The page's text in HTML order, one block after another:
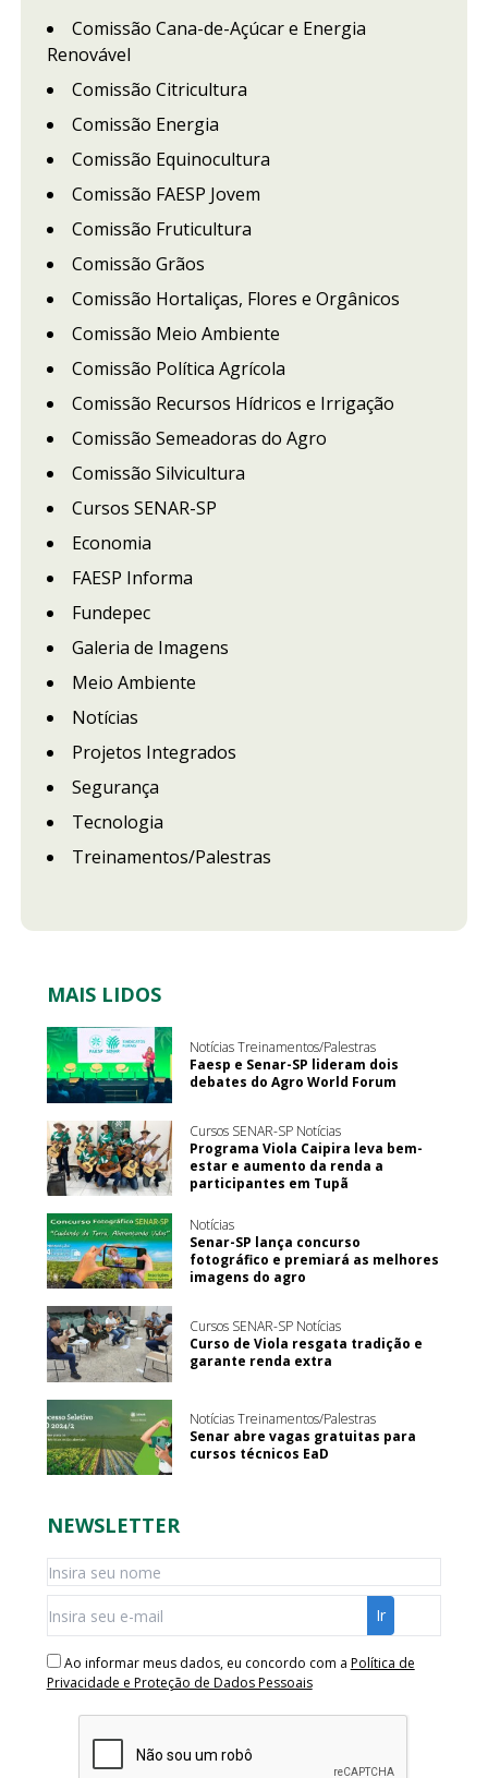
Comissão Cana-de-Açúcar e Energia
Renovável
Comissão Citricultura
Comissão Energia
Comissão Equinocultura
Comissão FAESP Jovem
Comissão Fruticultura
Comissão Grãos
Comissão Hortaliças, Flores e Orgânicos
Comissão Meio Ambiente
Comissão Política Agrícola
Comissão Recursos Hídricos e Irrigação
Comissão Semeadoras do Agro
Comissão Silvicultura
Cursos SENAR-SP
Economia
FAESP Informa
Fundepec
Galeria de Imagens
Meio Ambiente
Notícias
Projetos Integrados
Segurança
Tecnologia
Treinamentos/Palestras
MAIS LIDOS
Notícias Treinamentos/Palestras
Faesp e Senar-SP lideram dois
debates do Agro World Forum
Cursos SENAR-SP Notícias
Programa Viola Caipira leva bem-
estar e aumento da renda a
participantes em Tupã
Notícias
Senar-SP lança concurso
fotográfico e premiará as melhores
imagens do agro
Cursos SENAR-SP Notícias
Curso de Viola resgata tradição e
garante renda extra
Notícias Treinamentos/Palestras
Senar abre vagas gratuitas para
cursos técnicos EaD
NEWSLETTER
Ao informar meus dados, eu concordo com a Política de
Privacidade e Proteção de Dados Pessoais